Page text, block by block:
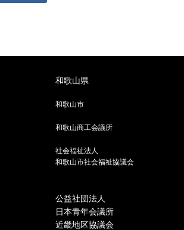
和歌山県
和歌山市
和歌山商工会議所
社会福祉法人
和歌山市社会福祉協議会
公益社団法人
日本青年会議所
近畿地区協議会